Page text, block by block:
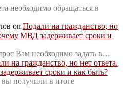
необходимо обращаться в
on Подали на гражданство, но
МВД задерживает сроки и
Вам необходимо задать в…
на гражданство, но нет ответа.
сроки и как быть?
вы получили в итоге